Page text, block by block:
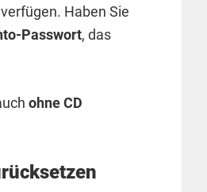
Haben Sie
Passwort, das
ohne CD